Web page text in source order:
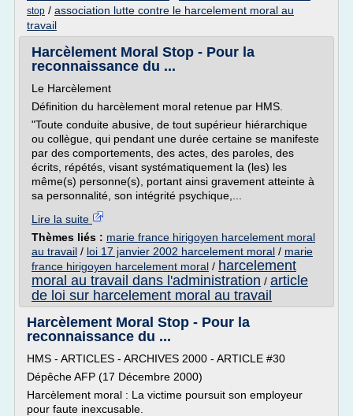
stop / association lutte contre le harcelement moral au
travail
Harcèlement Moral Stop - Pour la
reconnaissance du ...
Le Harcèlement
Définition du harcèlement moral retenue par HMS.
"Toute conduite abusive, de tout supérieur hiérarchique
ou collègue, qui pendant une durée certaine se manifeste
par des comportements, des actes, des paroles, des
écrits, répétés, visant systématiquement la (les) les
même(s) personne(s), portant ainsi gravement atteinte à
sa personnalité, son intégrité psychique,...
Lire la suite
Thèmes liés : marie france hirigoyen harcelement moral
au travail / loi 17 janvier 2002 harcelement moral / marie
france hirigoyen harcelement moral / harcelement
moral au travail dans l'administration / article
de loi sur harcelement moral au travail
Harcèlement Moral Stop - Pour la
reconnaissance du ...
HMS - ARTICLES - ARCHIVES 2000 - ARTICLE #30
Dépêche AFP (17 Décembre 2000)
Harcèlement moral : La victime poursuit son employeur
pour faute inexcusable.